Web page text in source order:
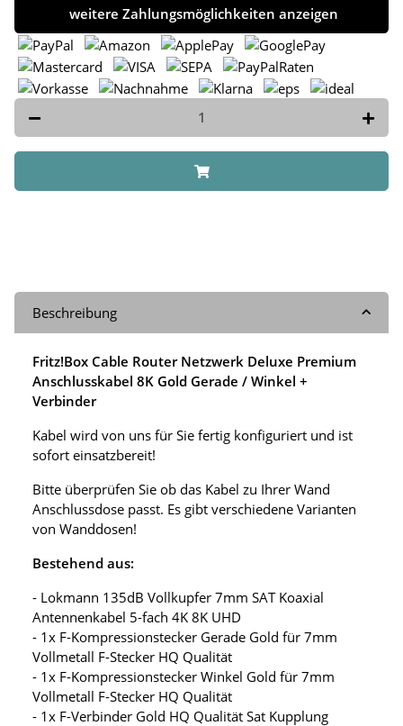
weitere Zahlungsmöglichkeiten anzeigen
Beschreibung
Fritz!Box Cable Router Netzwerk Deluxe Premium
Anschlusskabel 8K Gold Gerade / Winkel +
Verbinder
Kabel wird von uns für Sie fertig konfiguriert und ist
sofort einsatzbereit!
Bitte überprüfen Sie ob das Kabel zu Ihrer Wand
Anschlussdose passt. Es gibt verschiedene Varianten
von Wanddosen!
Bestehend aus:
- Lokmann 135dB Vollkupfer 7mm SAT Koaxial
Antennenkabel 5-fach 4K 8K UHD
- 1x F-Kompressionstecker Gerade Gold für 7mm
Vollmetall F-Stecker HQ Qualität
- 1x F-Kompressionstecker Winkel Gold für 7mm
Vollmetall F-Stecker HQ Qualität
- 1x F-Verbinder Gold HQ Qualität Sat Kupplung